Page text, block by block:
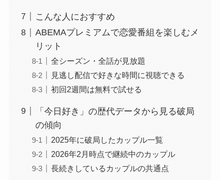
こんな人におすすめ
ABEMAプレミアムで恋愛番組を楽しむメ
リット
全シーズン・全話が見放題
見逃し配信で好きな時間に視聴できる
初回2週間は無料で試せる
「今日好き」の歴代データから見る破局
の傾向
2025年に破局したカップル一覧
2026年2月時点で継続中のカップル
長続きしているカップルの共通点